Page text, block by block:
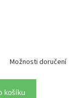
Možnosti doručení
košíku